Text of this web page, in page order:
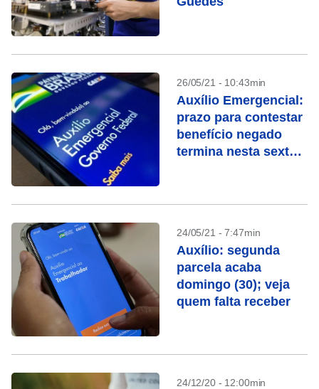
26/05/21 - 10:43min
Auxílio Emergencial:
prazo para contestar
benefício negado
termina nesta sexta-
24/05/21 - 7:47min
Auxílio: segunda
parcela acaba
domingo (30); veja
quem falta receber
24/12/20 - 12:00min